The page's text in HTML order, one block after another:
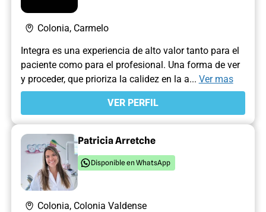
Colonia, Carmelo
Integra es una experiencia de alto valor tanto para el
paciente como para el profesional. Una forma de ver
y proceder, que prioriza la calidez en la a... Ver mas
VER PERFIL
Patricia Arretche
Disponible en WhatsApp
Colonia, Colonia Valdense